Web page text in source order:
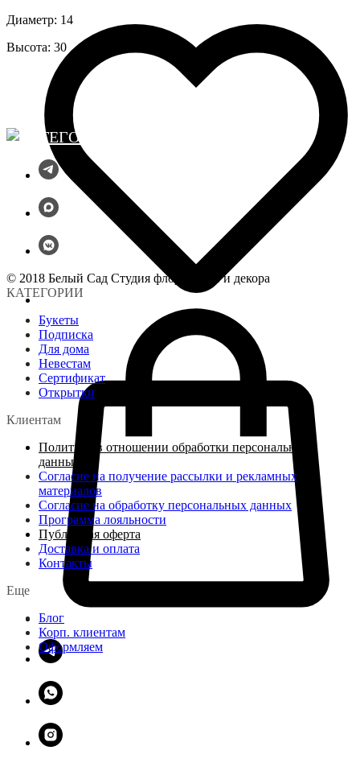
Диаметр: 14
Высота: 30
© 2018 Белый Сад Студия флористики и декора
КАТЕГОРИИ
Букеты
Подписка
Для дома
Невестам
Сертификат
Открытки
Клиентам
Политика в отношении обработки персональных
данных
Согласие на получение рассылки и рекламных
материалов
Согласие на обработку персональных данных
Программа лояльности
Публичная оферта
Доставка и оплата
Контакты
Еще
Блог
Корп. клиентам
Оформляем